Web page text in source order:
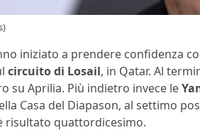
iniziato a prendere confidenza
circuito di Losail, in Qatar. Al
su Aprilia. Più indietro invece le
Casa del Diapason, al settimo
risultato quattordicesimo.